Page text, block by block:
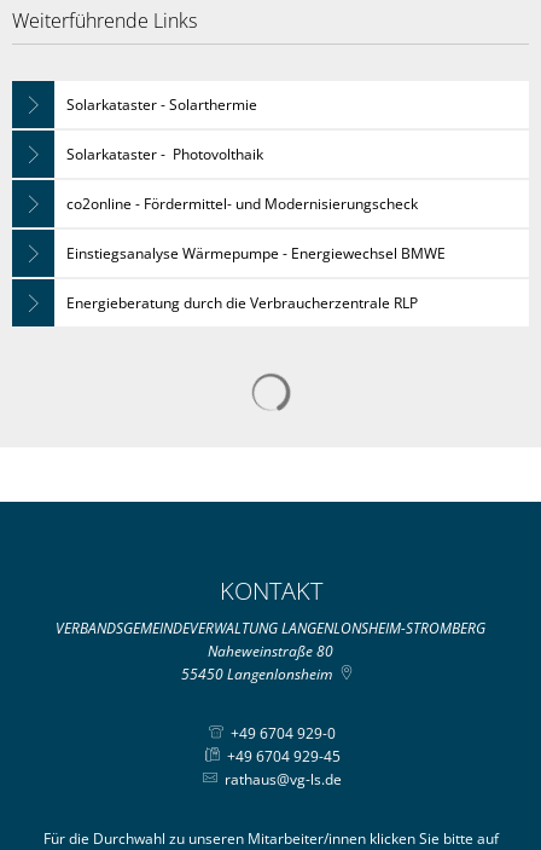
Weiterführende Links
Solarkataster - Solarthermie
Solarkataster - Photovolthaik
co2online - Fördermittel- und Modernisierungscheck
Einstiegsanalyse Wärmepumpe - Energiewechsel BMWE
Energieberatung durch die Verbraucherzentrale RLP
KONTAKT
VERBANDSGEMEINDEVERWALTUNG LANGENLONSHEIM-STROMBERG
Naheweinstraße 80
55450 Langenlonsheim
+49 6704 929-0
+49 6704 929-45
rathaus@vg-ls.de
Für die Durchwahl zu unseren Mitarbeiter/innen klicken Sie bitte auf